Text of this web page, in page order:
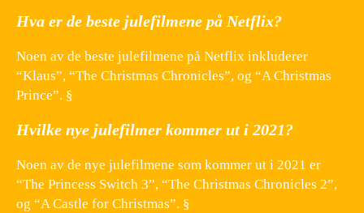
Hva er de beste julefilmene på Netflix?
Noen av de beste julefilmene på Netflix inkluderer
“Klaus”, “The Christmas Chronicles”, og “A Christmas
Prince”. §
Hvilke nye julefilmer kommer ut i 2021?
Noen av de nye julefilmene som kommer ut i 2021 er
“The Princess Switch 3”, “The Christmas Chronicles 2”,
og “A Castle for Christmas”. §